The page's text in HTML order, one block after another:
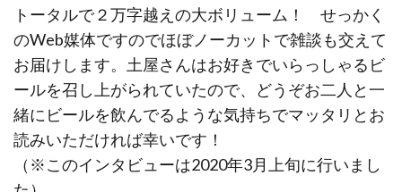
トータルで２万字越えの大ボリューム！ せっかく
のWeb媒体ですのでほぼノーカットで雑談も交えて
お届けします。土屋さんはお好きでいらっしゃるビ
ールを召し上がられていたので、どうぞお二人と一
緒にビールを飲んでるような気持ちでマッタリとお
読みいただければ幸いです！
（※このインタビューは2020年3月上旬に行いまし